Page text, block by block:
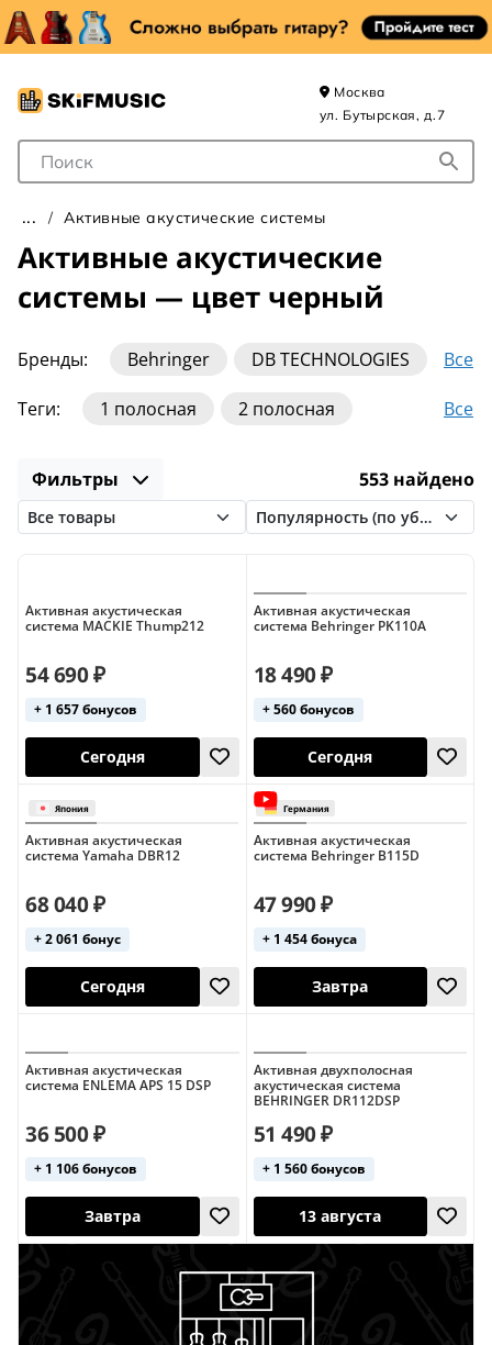
Поле для Поиска
Москва
ул. Бутырская, д.7
Активные акустические системы
Активные акустические
системы — цвет черный
Бренды: Все
Behringer
DB TECHNOLOGIES
Electro-Voice
Eurosound
Leem
Mackie
PreSonus
RCF
SOUNDKING
SVS Audiotechnik
Теги: Все
1 полосная
2 полосная
Фильтры
553 найдено
Активная акустическая
система MACKIE Thump212
54 690 ₽
+ 1 657 бонусов
Сегодня
Активная акустическая
система Behringer PK110A
18 490 ₽
+ 560 бонусов
Сегодня
Активная акустическая
система Yamaha DBR12
68 040 ₽
+ 2 061 бонус
Сегодня
Активная акустическая
система Behringer B115D
47 990 ₽
+ 1 454 бонуса
Завтра
Активная акустическая
система ENLEMA APS 15 DSP
36 500 ₽
+ 1 106 бонусов
Активная двухполосная
акустическая система
BEHRINGER DR112DSP
51 490 ₽
+ 1 560 бонусов